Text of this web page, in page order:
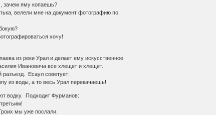
зачем яму копаешь?
велели мне на документ фотографию по
хочу!
из реки Урал и делает ему искусственное
Ивановича все хлещет и хлещет.
Есаул советует:
из воды, а то весь Урал перекачаешь!
водку. Подходит Фурманов:
мы уже послали.